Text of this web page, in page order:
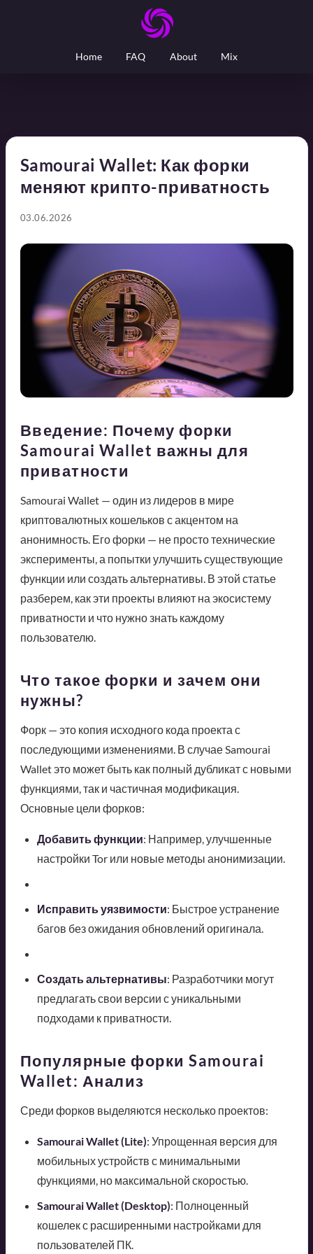
Home FAQ About Mix
Samourai Wallet: Как форки
меняют крипто-приватность
03.06.2026
Введение: Почему форки
Samourai Wallet важны для
приватности
Samourai Wallet — один из лидеров в мире
криптовалютных кошельков с акцентом на
анонимность. Его форки — не просто технические
эксперименты, а попытки улучшить существующие
функции или создать альтернативы. В этой статье
разберем, как эти проекты влияют на экосистему
приватности и что нужно знать каждому
пользователю.
Что такое форки и зачем они
нужны?
Форк — это копия исходного кода проекта с
последующими изменениями. В случае Samourai
Wallet это может быть как полный дубликат с новыми
функциями, так и частичная модификация.
Основные цели форков:
Добавить функции: Например, улучшенные
настройки Tor или новые методы анонимизации.
Исправить уязвимости: Быстрое устранение
багов без ожидания обновлений оригинала.
Создать альтернативы: Разработчики могут
предлагать свои версии с уникальными
подходами к приватности.
Популярные форки Samourai
Wallet: Анализ
Среди форков выделяются несколько проектов:
Samourai Wallet (Lite): Упрощенная версия для
мобильных устройств с минимальными
функциями, но максимальной скоростью.
Samourai Wallet (Desktop): Полноценный
кошелек с расширенными настройками для
пользователей ПК.